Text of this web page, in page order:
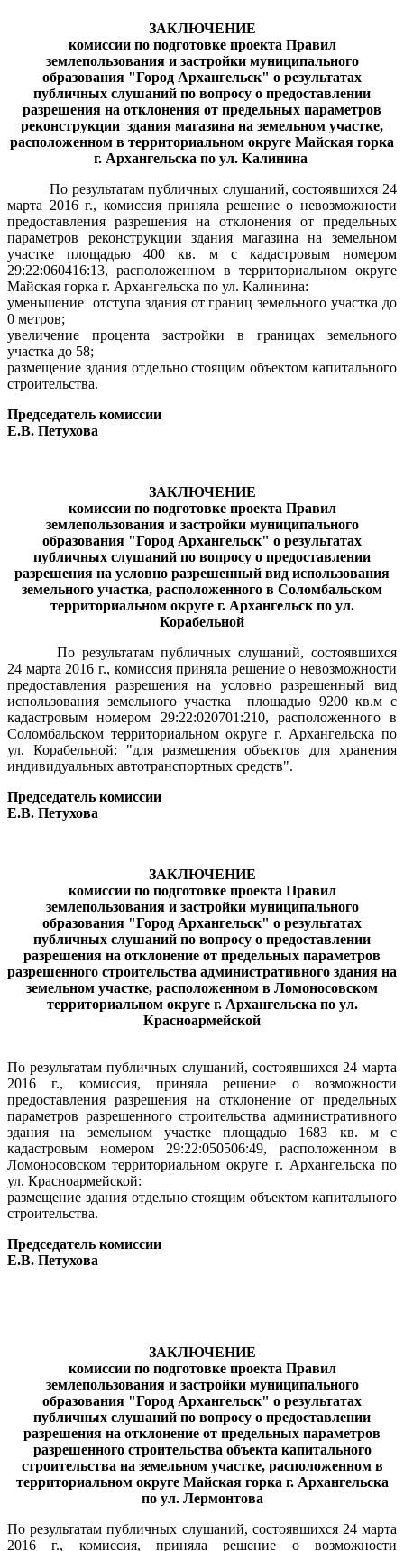
ЗАКЛЮЧЕНИЕ
комиссии по подготовке проекта Правил
землепользования и застройки муниципального
образования "Город Архангельск" о результатах
публичных слушаний по вопросу о предоставлении
разрешения на отклонения от предельных параметров
реконструкции здания магазина на земельном участке,
расположенном в территориальном округе Майская горка
г. Архангельска по ул. Калинина
По результатам публичных слушаний, состоявшихся 24
марта 2016 г., комиссия приняла решение о невозможности
предоставления разрешения на отклонения от предельных
параметров реконструкции здания магазина на земельном
участке площадью 400 кв. м с кадастровым номером
29:22:060416:13, расположенном в территориальном округе
Майская горка г. Архангельска по ул. Калинина:
уменьшение отступа здания от границ земельного участка до
0 метров;
увеличение процента застройки в границах земельного
участка до 58;
размещение здания отдельно стоящим объектом капитального
строительства.
Председатель комиссии
Е.В. Петухова
ЗАКЛЮЧЕНИЕ
комиссии по подготовке проекта Правил
землепользования и застройки муниципального
образования "Город Архангельск" о результатах
публичных слушаний по вопросу о предоставлении
разрешения на условно разрешенный вид использования
земельного участка, расположенного в Соломбальском
территориальном округе г. Архангельск по ул.
Корабельной
По результатам публичных слушаний, состоявшихся
24 марта 2016 г., комиссия приняла решение о невозможности
предоставления разрешения на условно разрешенный вид
использования земельного участка
площадью 9200 кв.м с
кадастровым номером 29:22:020701:210, расположенного в
Соломбальском территориальном округе г. Архангельска по
ул. Корабельной: "для размещения объектов для хранения
индивидуальных автотранспортных средств".
Председатель комиссии
Е.В. Петухова
ЗАКЛЮЧЕНИЕ
комиссии по подготовке проекта Правил
землепользования и застройки муниципального
образования "Город Архангельск" о результатах
публичных слушаний по вопросу о предоставлении
разрешения на отклонение от предельных параметров
разрешенного строительства административного здания на
земельном участке, расположенном в Ломоносовском
территориальном округе г. Архангельска по ул.
Красноармейской
По результатам публичных слушаний, состоявшихся 24 марта
2016 г., комиссия, приняла решение о возможности
предоставления разрешения на отклонение от предельных
параметров разрешенного строительства административного
здания на земельном участке площадью 1683 кв. м с
кадастровым номером 29:22:050506:49, расположенном в
Ломоносовском территориальном округе г. Архангельска по
ул. Красноармейской:
размещение здания отдельно стоящим объектом капитального
строительства.
Председатель комиссии
Е.В. Петухова
ЗАКЛЮЧЕНИЕ
комиссии по подготовке проекта Правил
землепользования и застройки муниципального
образования "Город Архангельск" о результатах
публичных слушаний по вопросу о предоставлении
разрешения на отклонение от предельных параметров
разрешенного строительства объекта капитального
строительства на земельном участке, расположенном в
территориальном округе Майская горка г. Архангельска
по ул. Лермонтова
По результатам публичных слушаний, состоявшихся 24 марта
2016 г., комиссия, приняла решение о возможности